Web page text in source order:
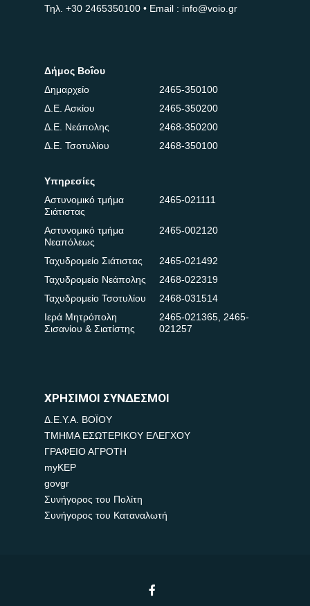
Τηλ. +30 2465350100 • Email : info@voio.gr
Δήμος Βοΐου
Δημαρχείο
2465-350100
Δ.Ε. Ασκίου
2465-350200
Δ.Ε. Νεάπολης
2468-350200
Δ.Ε. Τσοτυλίου
2468-350100
Υπηρεσίες
Αστυνομικό τμήμα
Σιάτιστας
2465-021111
Αστυνομικό τμήμα
Νεαπόλεως
2465-002120
Ταχυδρομείο Σιάτιστας
2465-021492
Ταχυδρομείο Νεάπολης
2468-022319
Ταχυδρομείο Τσοτυλίου
2468-031514
Ιερά Μητρόπολη
Σισανίου & Σιατίστης
2465-021365, 2465-
021257
ΧΡΗΣΙΜΟΙ ΣΥΝΔΕΣΜΟΙ
Δ.Ε.Υ.Α. ΒΟΪΟΥ
ΤΜΗΜΑ ΕΣΩΤΕΡΙΚΟΥ ΕΛΕΓΧΟΥ
ΓΡΑΦΕΙΟ ΑΓΡΟΤΗ
myKEP
govgr
Συνήγορος του Πολίτη
Συνήγορος του Καταναλωτή